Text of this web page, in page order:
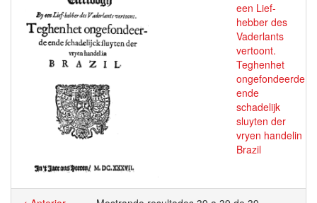
een Lief-
hebber des
Vaderlants
vertoont.
Teghenhet
ongefondeerde
ende
schadelijk
sluyten der
vryen handelin
Brazil